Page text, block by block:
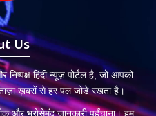
Us
हिंदी न्यूज़ पोर्टल है, जो आपको
ख़बरों से हर पल जोड़े रखता है।
और भरोसेमंद जानकारी पहुँचाना। हम